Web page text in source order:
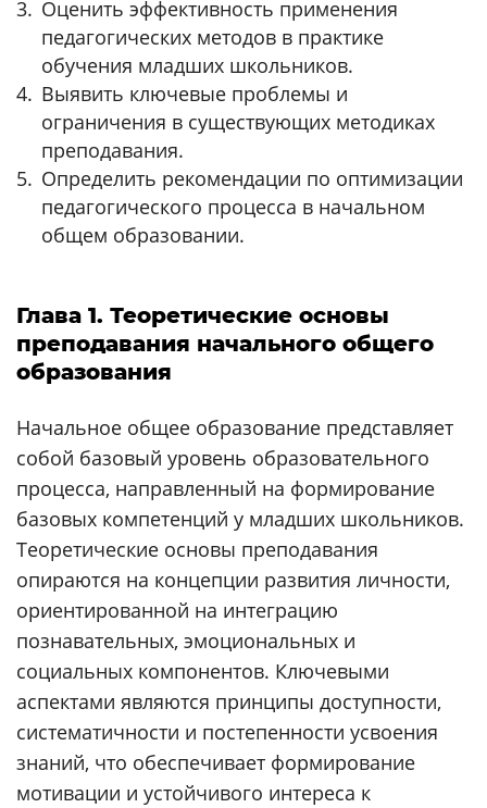
Оценить эффективность применения
педагогических методов в практике
обучения младших школьников.
Выявить ключевые проблемы и
ограничения в существующих методиках
преподавания.
Определить рекомендации по оптимизации
педагогического процесса в начальном
общем образовании.
Глава 1. Теоретические основы
преподавания начального общего
образования
Начальное общее образование представляет
собой базовый уровень образовательного
процесса, направленный на формирование
базовых компетенций у младших школьников.
Теоретические основы преподавания
опираются на концепции развития личности,
ориентированной на интеграцию
познавательных, эмоциональных и
социальных компонентов. Ключевыми
аспектами являются принципы доступности,
систематичности и постепенности усвоения
знаний, что обеспечивает формирование
мотивации и устойчивого интереса к